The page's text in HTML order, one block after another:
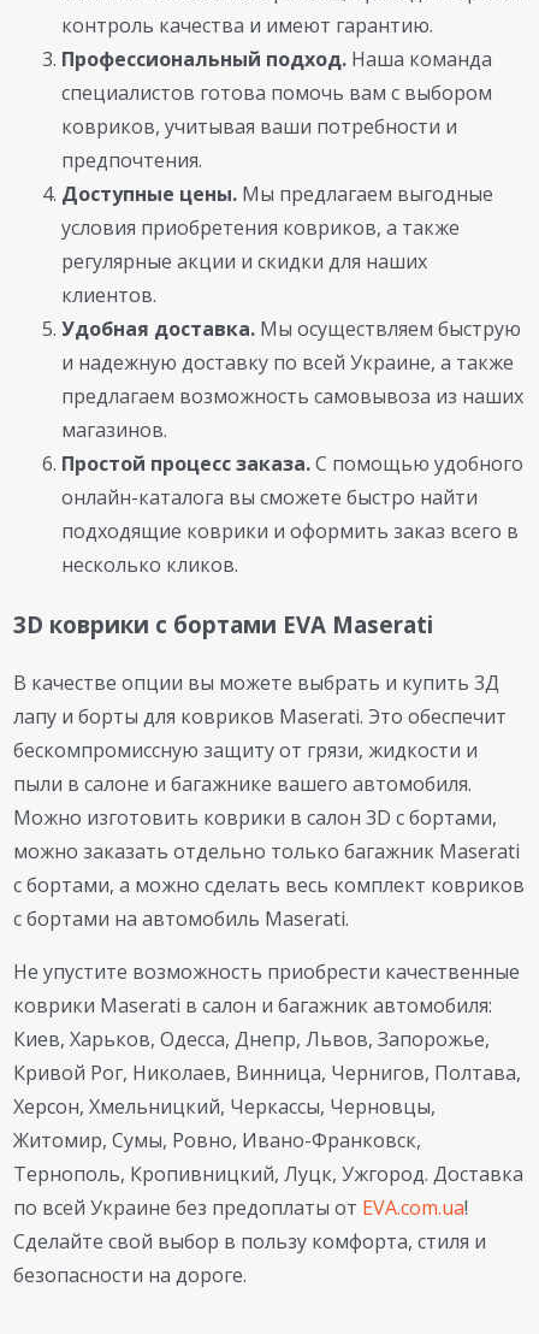
контроль качества и имеют гарантию.
Профессиональный подход. Наша команда
специалистов готова помочь вам с выбором
ковриков, учитывая ваши потребности и
предпочтения.
Доступные цены. Мы предлагаем выгодные
условия приобретения ковриков, а также
регулярные акции и скидки для наших
клиентов.
Удобная доставка. Мы осуществляем быструю
и надежную доставку по всей Украине, а также
предлагаем возможность самовывоза из наших
магазинов.
Простой процесс заказа.С помощью удобного
онлайн-каталога вы сможете быстро найти
подходящие коврики и оформить заказ всего в
несколько кликов.
3D коврики с бортами EVA Maserati
В качестве опции вы можете выбрать и купить 3Д
лапу и борты для ковриков Maserati. Это обеспечит
бескомпромиссную защиту от грязи, жидкости и
пыли в салоне и багажнике вашего автомобиля.
Можно изготовить коврики в салон 3D с бортами,
можно заказать отдельно только багажник Maserati
с бортами, а можно сделать весь комплект ковриков
с бортами на автомобиль Maserati.
Не упустите возможность приобрести качественные
коврики Maserati в салон и багажник автомобиля:
Киев, Харьков, Одесса, Днепр, Львов, Запорожье,
Кривой Рог, Николаев, Винница, Чернигов, Полтава,
Херсон, Хмельницкий, Черкассы, Черновцы,
Житомир, Сумы, Ровно, Ивано-Франковск,
Тернополь, Кропивницкий, Луцк, Ужгород. Доставка
по всей Украине без предоплаты от EVA.com.ua!
Сделайте свой выбор в пользу комфорта, стиля и
безопасности на дороге.